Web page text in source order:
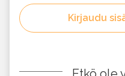
Kirjaudu